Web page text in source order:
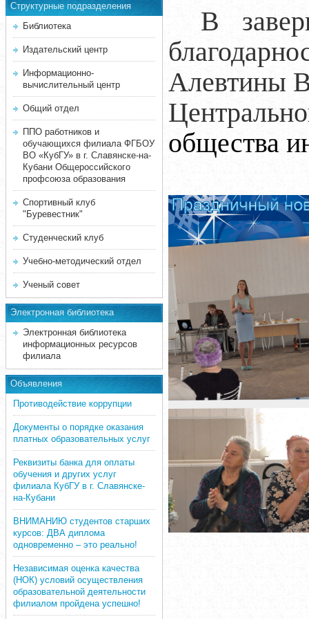
Структурные подразделения
Библиотека
Издательский центр
Информационно-
вычислительный центр
Общий отдел
ППО работников и
обучающихся филиала ФГБОУ
ВО «КубГУ» в г. Славянске-на-
Кубани Общероссийского
профсоюза образования
Спортивный клуб
"Буревестник"
Студенческий клуб
Учебно-методический отдел
Ученый совет
Электронная библиотека
Электронная библиотека
информационных ресурсов
филиала
Объявления
Противодействие коррупции
Документы о порядке оказания
платных образовательных услуг
Реквизиты банка для оплаты
обучения и других услуг
филиала КубГУ в г. Славянске-
на-Кубани
ВНИМАНИЮ студентов старших
курсов: ДВА диплома
одновременно – это реально!
Независимая оценка качества
(НОК) условий осуществления
образовательной деятельности
филиалом пройдена успешно!
В
Алевтины
общества